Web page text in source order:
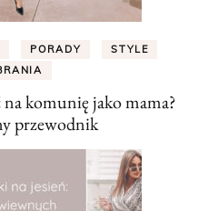
PORADY
STYLE
komunię jako mama?
przewodnik